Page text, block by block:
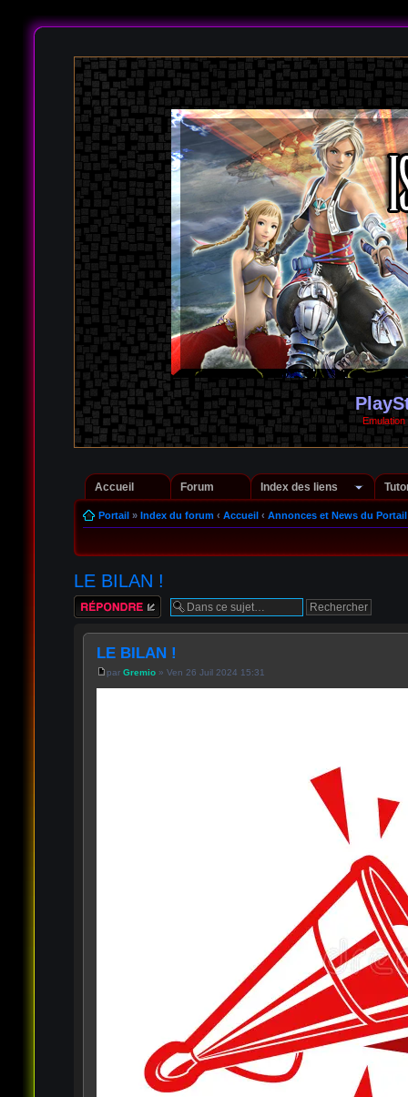
Accueil Forum Index des liens
Portail» Index du forum ‹ Accueil ‹ Annonces et News du Portail
LE BILAN !
Répondre
LE BILAN !
par Gremio» Ven 26 Juil 2024 15:31